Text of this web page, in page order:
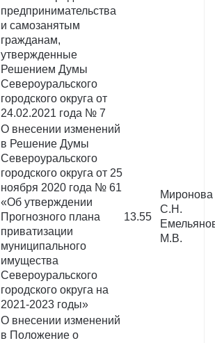
предпринимательства
и самозанятым
гражданам,
утвержденные
Решением Думы
Североуральского
городского округа от
24.02.2021 года № 7
О внесении изменений
в Решение Думы
Североуральского
городского округа от 25
ноября 2020 года № 61
«Об утверждении
Прогнозного плана
приватизации
муниципального
имущества
Североуральского
городского округа на
2021-2023 годы»
13.55
Миронова
С.Н.
М.В.
О внесении изменений
в Положение о